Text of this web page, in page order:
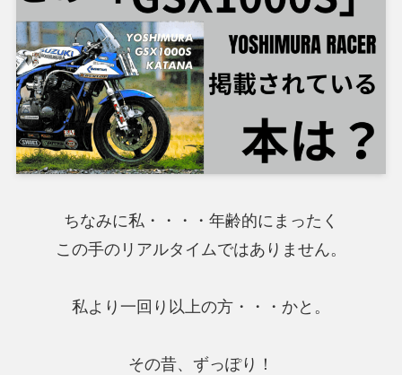
ちなみに私・・・・年齢的にまったく
この手のリアルタイムではありません。
私より一回り以上の方・・・かと。
その昔、ずっぽり！